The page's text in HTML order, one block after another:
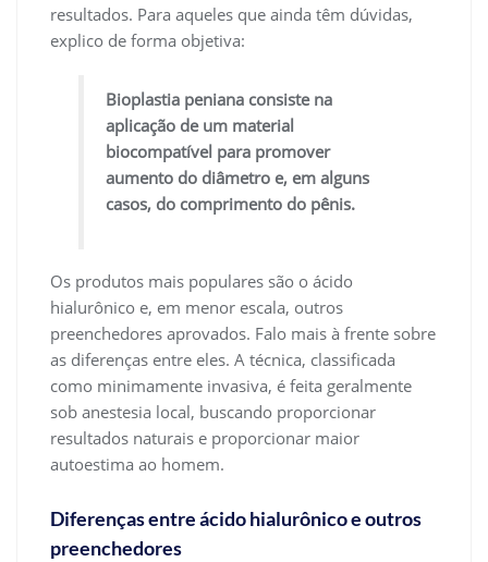
resultados. Para aqueles que ainda têm dúvidas,
explico de forma objetiva:
Bioplastia peniana consiste na
aplicação de um material
biocompatível para promover
aumento do diâmetro e, em alguns
casos, do comprimento do pênis.
Os produtos mais populares são o ácido
hialurônico e, em menor escala, outros
preenchedores aprovados. Falo mais à frente sobre
as diferenças entre eles. A técnica, classificada
como minimamente invasiva, é feita geralmente
sob anestesia local, buscando proporcionar
resultados naturais e proporcionar maior
autoestima ao homem.
Diferenças entre ácido hialurônico e outros
preenchedores